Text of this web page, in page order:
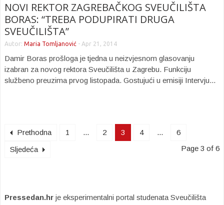
NOVI REKTOR ZAGREBAČKOG SVEUČILIŠTA
BORAS: “TREBA PODUPIRATI DRUGA
SVEUČILIŠTA”
Autor: Maria Tomljanović - Apr 21, 2014
Damir Boras prošloga je tjedna u neizvjesnom glasovanju
izabran za novog rektora Sveučilišta u Zagrebu. Funkciju
službeno preuzima prvog listopada. Gostujući u emisiji Intervju...
Prethodna 1 ... 2 3 4 ...
6
Sljedeća
Page 3 of 6
Pressedan.hr je eksperimentalni portal studenata Sveučilišta